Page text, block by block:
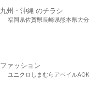
九州・沖縄 のチラシ
福岡県佐賀県長崎県熊本県大
ファッション
ユニクロ しまむら アベイル